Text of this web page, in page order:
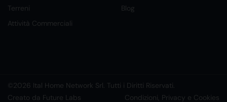
Terreni
Attività Commerciali
Blog
©2026 Ital Home Network Srl. Tutti i Diritti Riservati.
Creato da Future Labs
Condizioni, Privacy e Cookies